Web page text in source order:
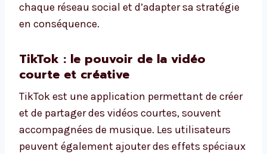
chaque réseau social et d’adapter sa stratégie
en conséquence.
TikTok : le pouvoir de la vidéo
courte et créative
TikTok est une application permettant de créer
et de partager des vidéos courtes, souvent
accompagnées de musique. Les utilisateurs
peuvent également ajouter des effets spéciaux